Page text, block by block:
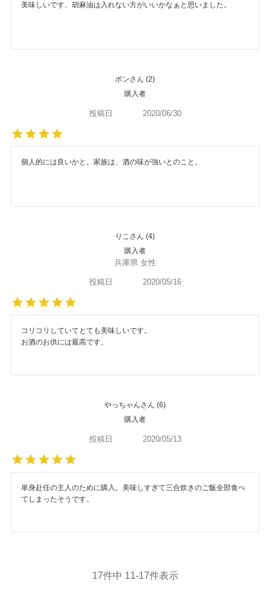
美味しいです、胡麻油は入れない方がいいかなぁと思いました。
ポン
2
購入者
投稿日 2020/06/30
個人的には良いかと。家族は、酒の味が強いとのこと。
りこ
4
購入者
兵庫県 女性
投稿日 2020/05/16
コリコリしていてとても美味しいです。
お酒のお供には最高です。
やっちゃん
6
購入者
投稿日 2020/05/13
単身赴任の主人のために購入。美味しすぎて三合炊きのご飯全部食べ
てしまったそうです。
17件中 11-17件表示